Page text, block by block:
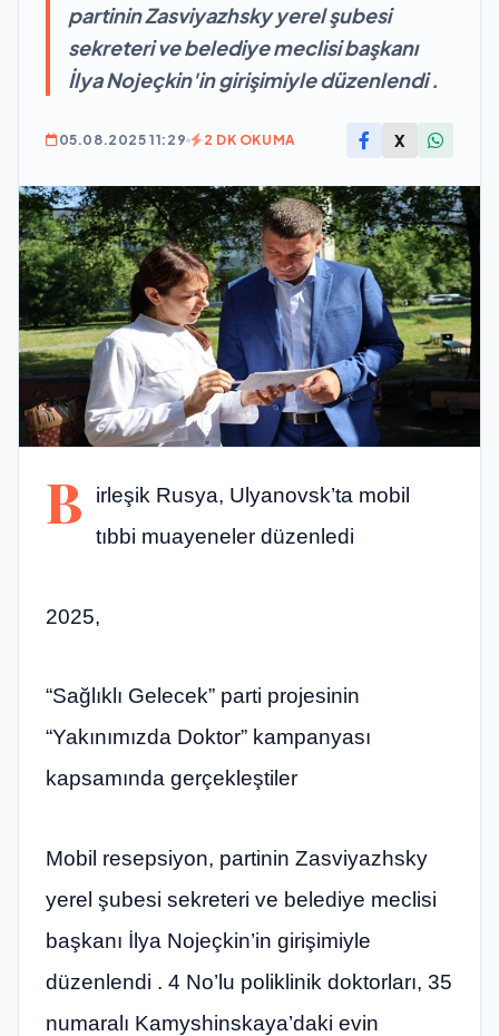
partinin Zasviyazhsky yerel şubesi
sekreteri ve belediye meclisi başkanı
İlya Nojeçkin'in girişimiyle düzenlendi .
05.08.2025 11:29 2 DK OKUMA X
B
irleşik Rusya, Ulyanovsk’ta mobil
tıbbi muayeneler düzenledi
2025,
“Sağlıklı Gelecek” parti projesinin
“Yakınımızda Doktor” kampanyası
kapsamında gerçekleştiler
Mobil resepsiyon, partinin Zasviyazhsky
yerel şubesi sekreteri ve belediye meclisi
başkanı İlya Nojeçkin’in girişimiyle
düzenlendi . 4 No’lu poliklinik doktorları, 35
numaralı Kamyshinskaya’daki evin